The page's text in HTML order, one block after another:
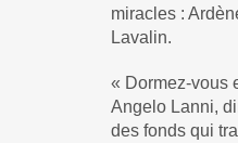
miracles :
Lavalin.
« Dormez-vous
Angelo Lanni,
des fonds qui